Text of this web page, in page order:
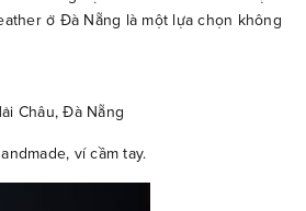
ở Đà Nẵng là một lựa chọn không
Châu, Đà Nẵng
ví cầm tay.